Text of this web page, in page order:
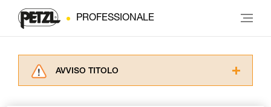
PROFESSIONALE
AVVISO TITOLO